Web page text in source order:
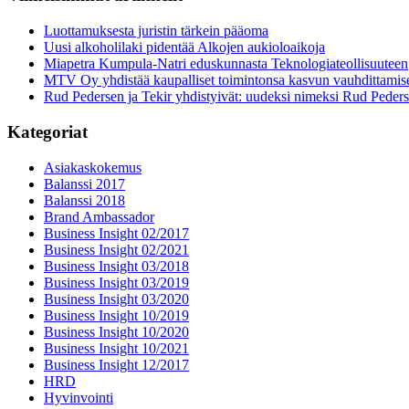
Luottamuksesta juristin tärkein pääoma
Uusi alkoholilaki pidentää Alkojen aukioloaikoja
Miapetra Kumpula-Natri eduskunnasta Teknologiateollisuuteen
MTV Oy yhdistää kaupalliset toimintonsa kasvun
Rud Pedersen ja Tekir yhdistyivät: uudeksi nimeksi Rud
Kategoriat
Asiakaskokemus
Balanssi 2017
Balanssi 2018
Brand Ambassador
Business Insight 02/2017
Business Insight 02/2021
Business Insight 03/2018
Business Insight 03/2019
Business Insight 03/2020
Business Insight 10/2019
Business Insight 10/2020
Business Insight 10/2021
Business Insight 12/2017
HRD
Hyvinvointi